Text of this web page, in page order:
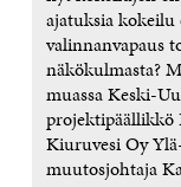
ajatuksia kokeilu
valinnanvapaus
näkökulmasta?
muassa Keski-
projektipäällikkö
Kiuruvesi Oy
muutosjohtaja